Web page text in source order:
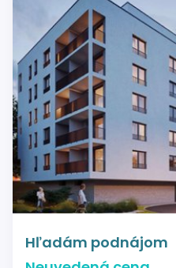
Hľadám podnájom